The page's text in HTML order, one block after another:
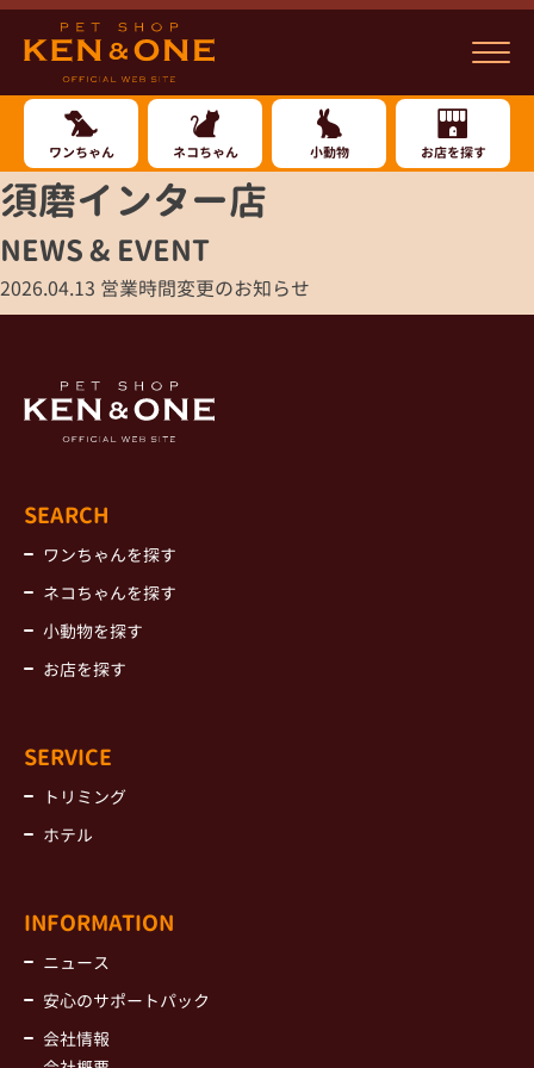
ワンちゃん ネコちゃん 小動物 お店を探す
須磨インター店
NEWS & EVENT
2026.04.13 営業時間変更のお知らせ
SEARCH
ワンちゃんを探す
ネコちゃんを探す
小動物を探す
お店を探す
SERVICE
トリミング
ホテル
INFORMATION
ニュース
安心のサポートパック
会社情報